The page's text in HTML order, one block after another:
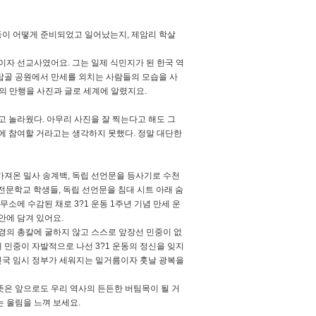
어떻게 준비되었고 일어났는지, 제암리 학살
선교사였어요. 그는 일제 식민지가 된 한국 역
공원에서 만세를 외치는 사람들의 모습을 사
만행을 사진과 글로 세계에 알렸지요.
놀라웠다. 아무리 사진을 잘 찍는다고 해도 그
참여할 거라고는 생각하지 못했다. 정말 대단한
온 밀사 송계백, 독립 선언문을 등사기로 수천
학교 학생들, 독립 선언문을 침대 시트 아래 숨
소에 수감된 채로 3?1 운동 1주년 기념 만세 운
에 담겨 있어요.
의 총칼에 굴하지 않고 스스로 앞장선 민중이 없
중이 자발적으로 나선 3?1 운동의 정신을 잊지
임시 정부가 세워지는 밑거름이자 훗날 광복을
앞으로도 우리 역사의 든든한 버팀목이 될 거
울림을 느껴 보세요.